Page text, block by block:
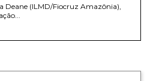
Deane (ILMD/Fiocruz Amazônia),